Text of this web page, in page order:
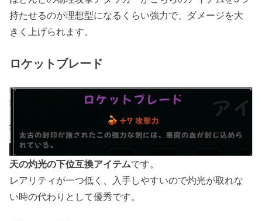
持たせるのが理想型になるくらい強力で、ダメージを大
きく上げられます。
ロケットブレード
天の灼光の下位互換アイテムです。
レアリティが一つ低く、入手しやすいので灼光が取れな
い時の代わりとして優秀です。